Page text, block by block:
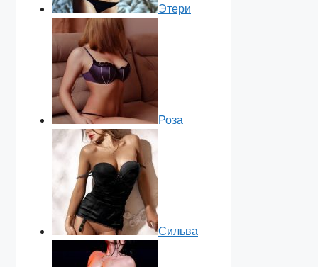
Этери
Роза
Сильва